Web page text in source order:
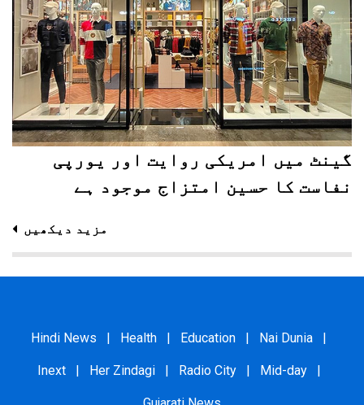
گینٹ میں امریکی روایت اور یورپی
نفاست کا حسین امتزاج موجود ہے
مزید دیکھیں
Hindi News Health Education Nai Dunia
Inext Her Zindagi Radio City Mid-day